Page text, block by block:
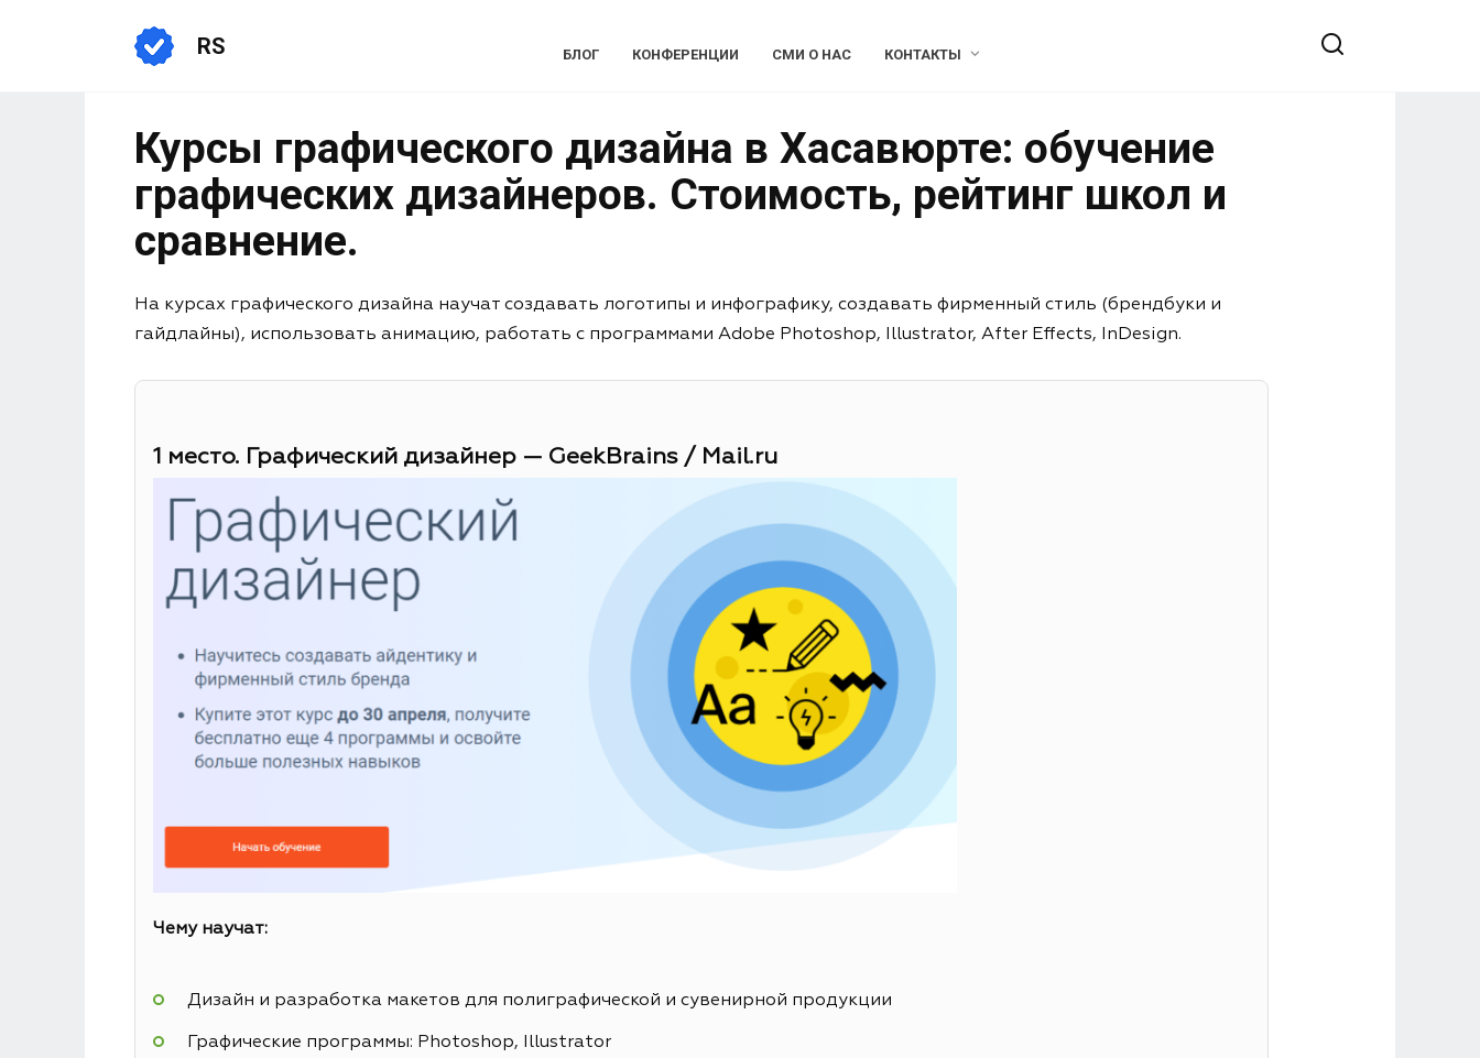
RS БЛОГ КОНФЕРЕНЦИИ СМИ О НАС КОНТАКТЫ
Курсы графического дизайна в Хасавюрте: обучение
графических дизайнеров. Стоимость, рейтинг школ и
сравнение.
На курсах графического дизайна научат создавать логотипы и инфографику, создавать фирменный стиль (брендбуки и
гайдлайны), использовать анимацию, работать с программами Adobe Photoshop, Illustrator, After Effects, InDesign.
1 место. Графический дизайнер — GeekBrains / Mail.ru
Чему научат:
Дизайн и разработка макетов для полиграфической и сувенирной продукции
Графические программы: Photoshop, Illustrator